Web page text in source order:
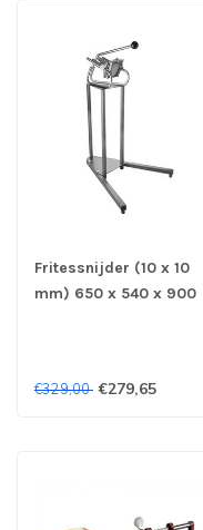
Fritessnijder (10 x 10
mm) 650 x 540 x 900
€329,00 €279,65